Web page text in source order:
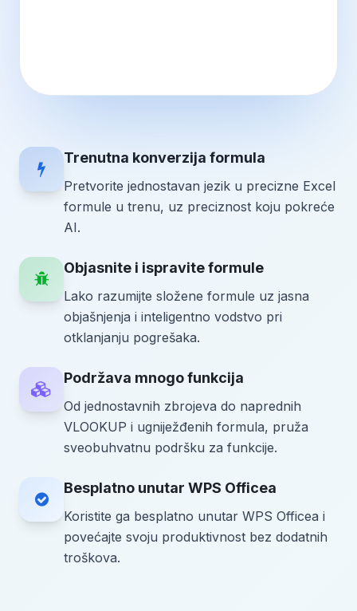
Trenutna konverzija formula
Pretvorite jednostavan jezik u precizne Excel
formule u trenu, uz preciznost koju pokreće
AI.
Objasnite i ispravite formule
Lako razumijte složene formule uz jasna
objašnjenja i inteligentno vodstvo pri
otklanjanju pogrešaka.
Podržava mnogo funkcija
Od jednostavnih zbrojeva do naprednih
VLOOKUP i ugniježđenih formula, pruža
sveobuhvatnu podršku za funkcije.
Besplatno unutar WPS Officea
Koristite ga besplatno unutar WPS Officea i
povećajte svoju produktivnost bez dodatnih
troškova.